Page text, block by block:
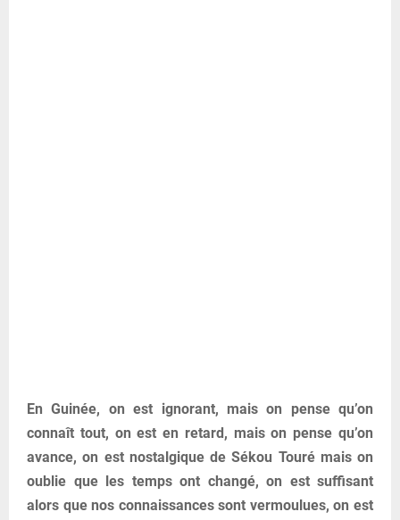
En Guinée, on est ignorant, mais on pense qu’on
connaît tout, on est en retard, mais on pense qu’on
avance, on est nostalgique de Sékou Touré mais on
oublie que les temps ont changé, on est suffisant
alors que nos connaissances sont vermoulues, on est